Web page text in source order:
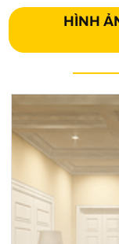
HÌNH